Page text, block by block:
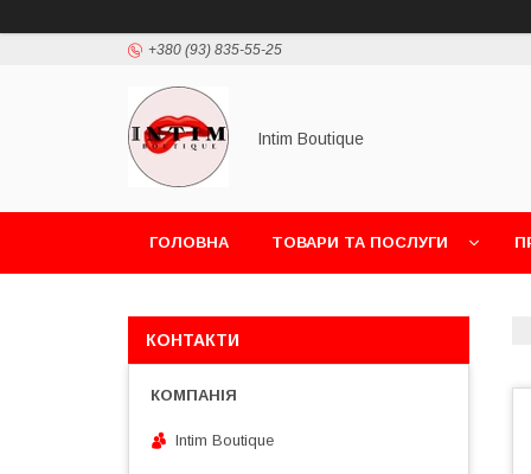
+380 (93) 835-55-25
Intim Boutique
ГОЛОВНА ТОВАРИ ТА ПОСЛУГИ
КОНТАКТИ
Intim Boutique